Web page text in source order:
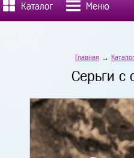
Каталог Меню
Главная→
Серьги с